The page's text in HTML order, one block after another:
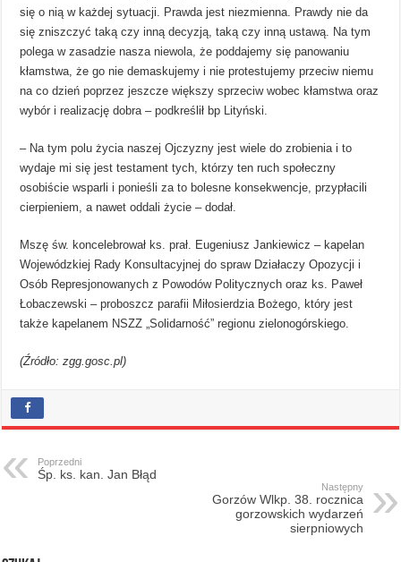
się o nią w każdej sytuacji. Prawda jest niezmienna. Prawdy nie da
się zniszczyć taką czy inną decyzją, taką czy inną ustawą. Na tym
polega w zasadzie nasza niewola, że poddajemy się panowaniu
kłamstwa, że go nie demaskujemy i nie protestujemy przeciw niemu
na co dzień poprzez jeszcze większy sprzeciw wobec kłamstwa oraz
wybór i realizację dobra – podkreślił bp Lityński.
– Na tym polu życia naszej Ojczyzny jest wiele do zrobienia i to
wydaje mi się jest testament tych, którzy ten ruch społeczny
osobiście wsparli i ponieśli za to bolesne konsekwencje, przypłacili
cierpieniem, a nawet oddali życie – dodał.
Mszę św. koncelebrował ks. prał. Eugeniusz Jankiewicz – kapelan
Wojewódzkiej Rady Konsultacyjnej do spraw Działaczy Opozycji i
Osób Represjonowanych z Powodów Politycznych oraz ks. Paweł
Łobaczewski – proboszcz parafii Miłosierdzia Bożego, który jest
także kapelanem NSZZ „Solidarność” regionu zielonogórskiego.
(Źródło: zgg.gosc.pl)
Poprzedni
Śp. ks. kan. Jan Błąd
Następny
Gorzów Wlkp. 38. rocznica
gorzowskich wydarzeń
sierpniowych